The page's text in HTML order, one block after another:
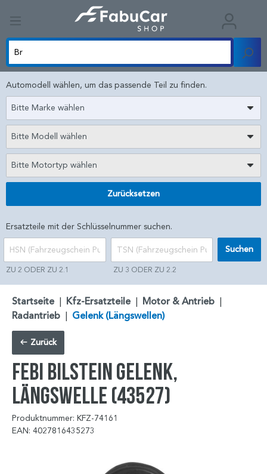
Automodell wählen, um das passende Teil zu finden.
Bitte Marke wählen
Bitte Modell wählen
Bitte Motortyp wählen
Zurücksetzen
Ersatzteile mit der Schlüsselnummer suchen.
ZU 2 ODER ZU 2.1 ZU 3 ODER ZU 2.2
Suchen
Startseite | Kfz-Ersatzteile | Motor & Antrieb |
Radantrieb | Gelenk (Längswellen)
Zurück
FEBI BILSTEIN Gelenk,
Längswelle (43527)
Produktnummer: KFZ-74161
EAN: 4027816435273